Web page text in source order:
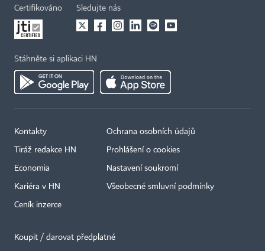
Certifikováno Sledujte nás
Stáhněte si aplikaci HN
Kontakty
Tiráž redakce HN
Economia
Kariéra v HN
Ceník inzerce
Ochrana osobních údajů
Prohlášení o cookies
Nastavení soukromí
Všeobecné smluvní podmínky
Koupit / darovat předplatné